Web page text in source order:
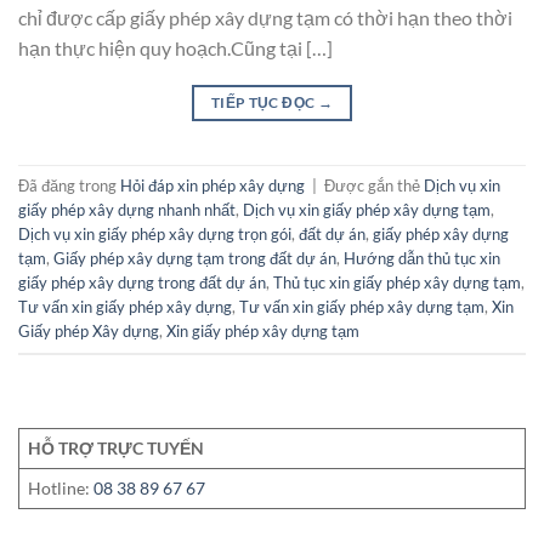
chỉ được cấp giấy phép xây dựng tạm có thời hạn theo thời
hạn thực hiện quy hoạch.Cũng tại […]
TIẾP TỤC ĐỌC →
Đã đăng trong Hỏi đáp xin phép xây dựng Được gắn thẻ Dịch vụ xin
giấy phép xây dựng nhanh nhất, Dịch vụ xin giấy phép xây dựng tạm,
Dịch vụ xin giấy phép xây dựng trọn gói, đất dự án, giấy phép xây dựng
tạm, Giấy phép xây dựng tạm trong đất dự án, Hướng dẫn thủ tục xin
giấy phép xây dựng trong đất dự án, Thủ tục xin giấy phép xây dựng tạm,
Tư vấn xin giấy phép xây dựng, Tư vấn xin giấy phép xây dựng tạm, Xin
Giấy phép Xây dựng, Xin giấy phép xây dựng tạm
HỖ TRỢ TRỰC TUYẾN
Hotline:08 38 89 67 67